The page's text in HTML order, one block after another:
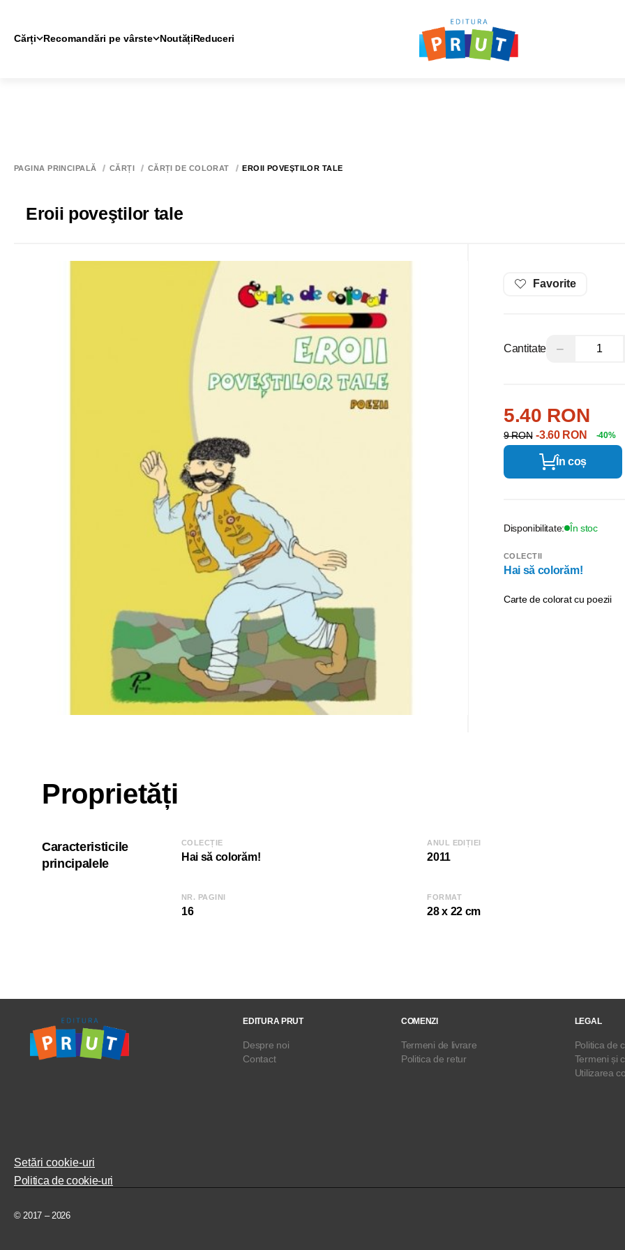
Cărți Recomandări pe vârste NoutățiReduceri
PAGINA PRINCIPALĂ CĂRȚI CĂRȚI DE COLORAT EROII POVEŞTILOR TALE
Eroii poveştilor tale
Favorite
Cantitate −
5.40 RON
9 RON -3.60 RON -40%
În coș
Disponibilitate: În stoc
COLECTII
Hai să colorăm!
Carte de colorat cu poezii
Proprietăți
Caracteristicile
principalele
COLECȚIE
Hai să colorăm!
ANUL EDIȚIEI
2011
NR. PAGINI
16
FORMAT
28 x 22 cm
EDITURA PRUT
Despre noi
Contact
COMENZI
Termeni de livrare
Politica de retur
LEGAL
Politica de
Termeni și
Utilizarea
Setări cookie-uri
Politica de cookie-uri
© 2017 – 2026